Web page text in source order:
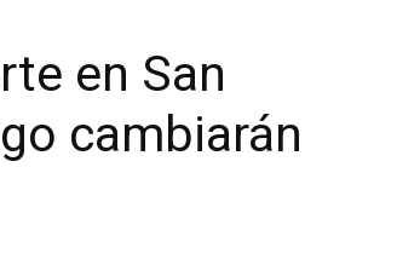
en San
cambiarán